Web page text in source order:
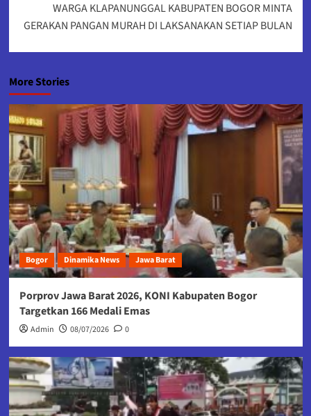
WARGA KLAPANUNGGAL KABUPATEN BOGOR MINTA
GERAKAN PANGAN MURAH DI LAKSANAKAN SETIAP BULAN
More Stories
Bogor Dinamika News Jawa Barat
Porprov Jawa Barat 2026, KONI Kabupaten Bogor
Targetkan 166 Medali Emas
Admin 08/07/2026 0